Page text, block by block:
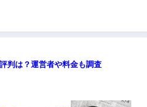
判は？運営者や料金も調査